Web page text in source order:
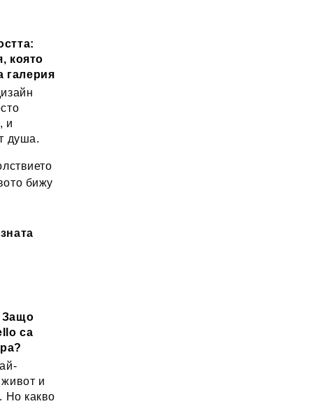
която
галерия
и
душа.
бижу
Защо
са
и
Но какво